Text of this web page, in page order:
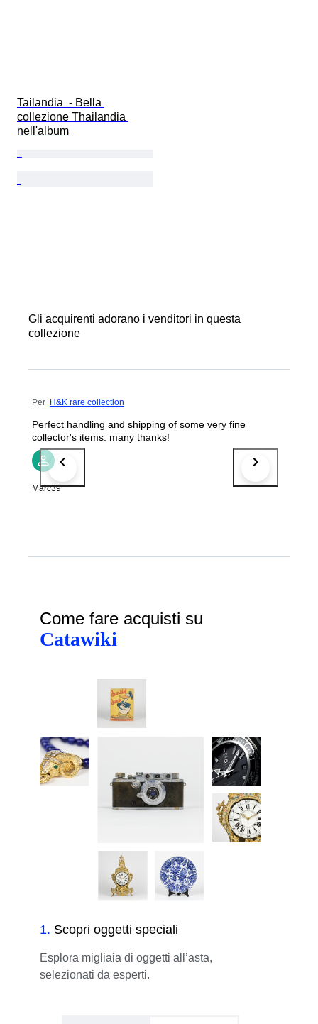
Tailandia  - Bella
collezione Thailandia
nell'album
Gli acquirenti adorano i venditori in questa
collezione
Per H&K rare collection
Perfect handling and shipping of some very fine
collector's items: many thanks!
Marc39
Come fare acquisti su
Catawiki
1. Scopri oggetti speciali
Esplora migliaia di oggetti all’asta,
selezionati da esperti.